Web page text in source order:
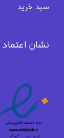
سبد خرید
نشان